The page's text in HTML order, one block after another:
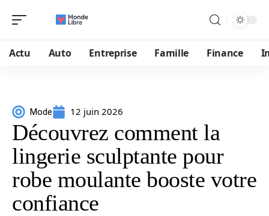
Actu Auto Entreprise Famille Finance
Mode 12 juin 2026
Découvrez comment la
lingerie sculptante pour
robe moulante booste votre
confiance